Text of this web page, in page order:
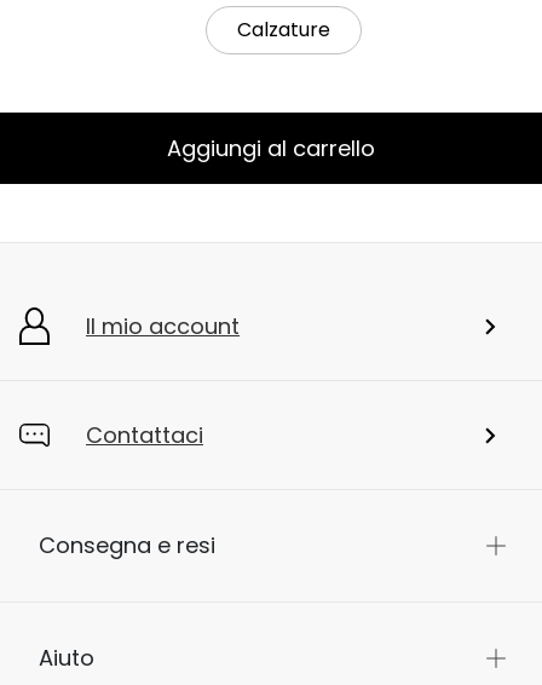
Calzature
Aggiungi al carrello
Il mio account
Contattaci
Consegna e resi
Aiuto